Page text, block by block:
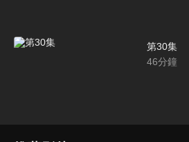
第30集
46分鐘